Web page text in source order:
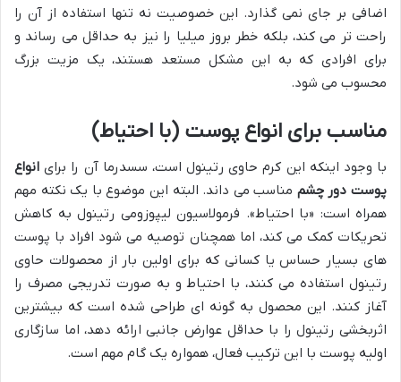
اضافی بر جای نمی گذارد. این خصوصیت نه تنها استفاده از آن را
راحت تر می کند، بلکه خطر بروز میلیا را نیز به حداقل می رساند و
برای افرادی که به این مشکل مستعد هستند، یک مزیت بزرگ
محسوب می شود.
مناسب برای انواع پوست (با احتیاط)
با وجود اینکه این کرم حاوی رتینول است، سسدرما آن را برای انواع
پوست دور چشم مناسب می داند. البته این موضوع با یک نکته مهم
همراه است: «با احتیاط». فرمولاسیون لیپوزومی رتینول به کاهش
تحریکات کمک می کند، اما همچنان توصیه می شود افراد با پوست
های بسیار حساس یا کسانی که برای اولین بار از محصولات حاوی
رتینول استفاده می کنند، با احتیاط و به صورت تدریجی مصرف را
آغاز کنند. این محصول به گونه ای طراحی شده است که بیشترین
اثربخشی رتینول را با حداقل عوارض جانبی ارائه دهد، اما سازگاری
اولیه پوست با این ترکیب فعال، همواره یک گام مهم است.